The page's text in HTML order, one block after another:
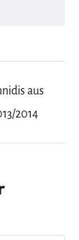
aus
2014